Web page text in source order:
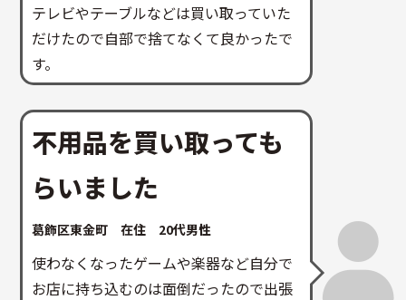
テレビやテーブルなどは買い取っていた
だけたので自部で捨てなくて良かったで
す。
不用品を買い取っても
らいました
葛飾区東金町 在住 20代男性
使わなくなったゲームや楽器など自分で
お店に持ち込むのは面倒だったので出張